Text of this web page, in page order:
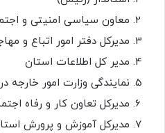
معاون سیاسی امنیتی و
مدیرکل دفتر امور اتباع و
مدیر کل اطلاعات استان
نمایندگی وزارت امور
مدیرکل تعاون کار و رفاه
مدیرکل آموزش و پرورش